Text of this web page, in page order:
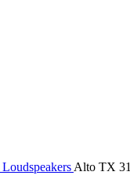
Loudspeakers Alto TX